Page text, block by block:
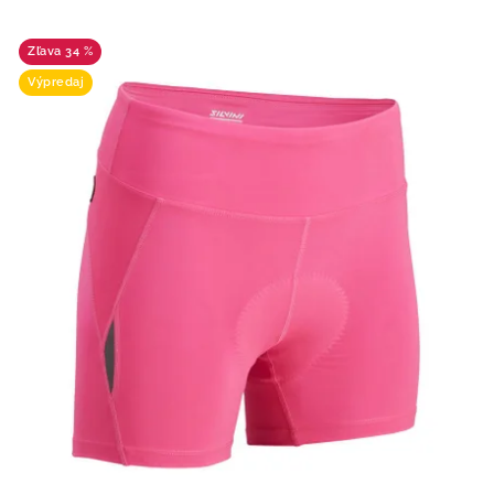
34 %
Výpredaj